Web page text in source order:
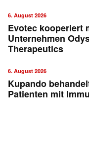
6. August 2026
Evotec kooperiert
Unternehmen
Therapeutics
6. August 2026
Kupando
Patienten mit